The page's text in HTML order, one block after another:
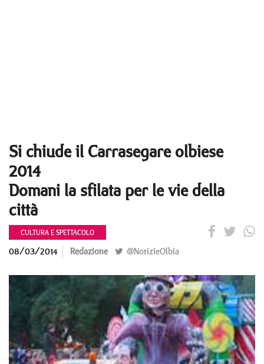
Si chiude il Carrasegare olbiese
2014
Domani la sfilata per le vie della
città
CULTURA E SPETTACOLO
08/03/2014 Redazione @NotizieOlbia